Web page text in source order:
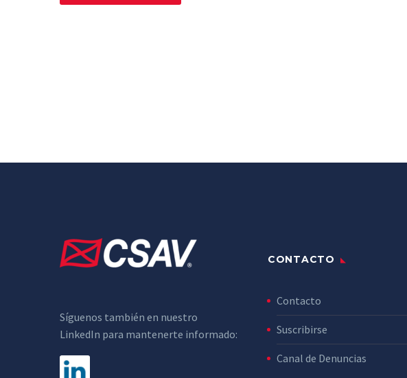
Síguenos también en nuestro
LinkedIn para mantenerte informado:
CONTACTO
Contacto
Suscribirse
Canal de Denuncias